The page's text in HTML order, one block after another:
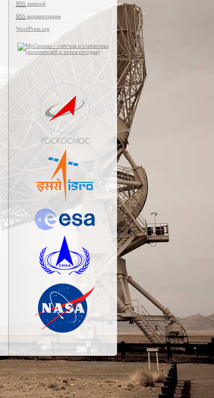
RSSзаписей
RSSкомментариев
WordPress.org
Перейти наверх ↑